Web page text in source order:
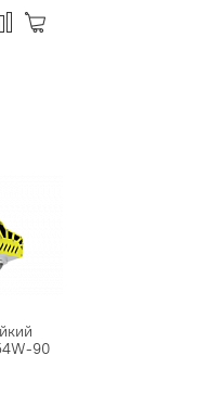
90